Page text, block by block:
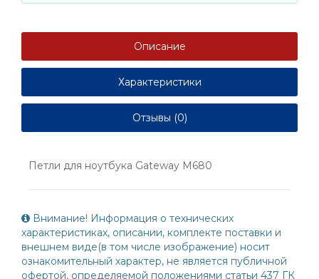
Описание
Характеристики
Отзывы (0)
Петли для ноутбука Gateway M680
Внимание! Информация о технических
характеристиках, описании, комплекте поставки и
внешнем виде(в том числе изображение) носит
ознакомительный характер, не является публичной
офертой, определяемой положениями статьи 437 ГК